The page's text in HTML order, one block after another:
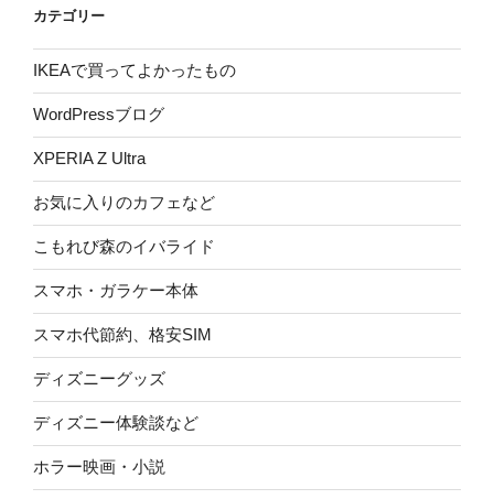
カテゴリー
IKEAで買ってよかったもの
WordPressブログ
XPERIA Z Ultra
お気に入りのカフェなど
こもれび森のイバライド
スマホ・ガラケー本体
スマホ代節約、格安SIM
ディズニーグッズ
ディズニー体験談など
ホラー映画・小説